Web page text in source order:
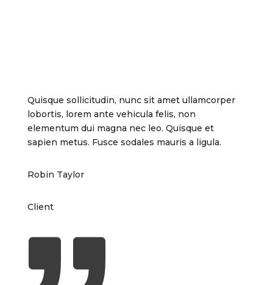
Quisque sollicitudin, nunc sit amet ullamcorper
lobortis, lorem ante vehicula felis, non
elementum dui magna nec leo. Quisque et
sapien metus. Fusce sodales mauris a ligula.
Robin Taylor
Client